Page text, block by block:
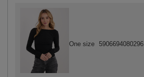
One size 5906694080296